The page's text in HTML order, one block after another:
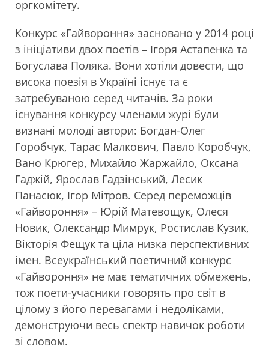
оргкомітету.
Конкурс «Гайвороння» засновано у 2014 році
з ініціативи двох поетів – Ігоря Астапенка та
Богуслава Поляка. Вони хотіли довести, що
висока поезія в Україні існує та є
затребуваною серед читачів. За роки
існування конкурсу членами журі були
визнані молоді автори: Богдан-Олег
Горобчук, Тарас Малкович, Павло Коробчук,
Вано Крюгер, Михайло Жаржайло, Оксана
Гаджій, Ярослав Гадзінський, Лесик
Панасюк, Ігор Мітров. Серед переможців
«Гайвороння» – Юрій Матевощук, Олеся
Новик, Олександр Мимрук, Ростислав Кузик,
Вікторія Фещук та ціла низка перспективних
імен. Всеукраїнський поетичний конкурс
«Гайвороння» не має тематичних обмежень,
тож поети-учасники говорять про світ в
цілому з його перевагами і недоліками,
демонструючи весь спектр навичок роботи
зі словом.